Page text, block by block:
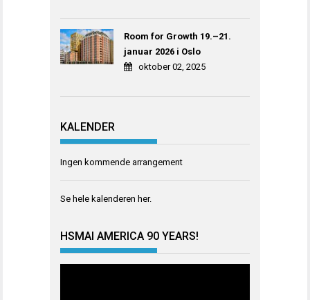
Room for Growth 19.–21.
januar 2026 i Oslo
oktober 02, 2025
KALENDER
Ingen kommende arrangement
Se hele kalenderen her.
HSMAI AMERICA 90 YEARS!